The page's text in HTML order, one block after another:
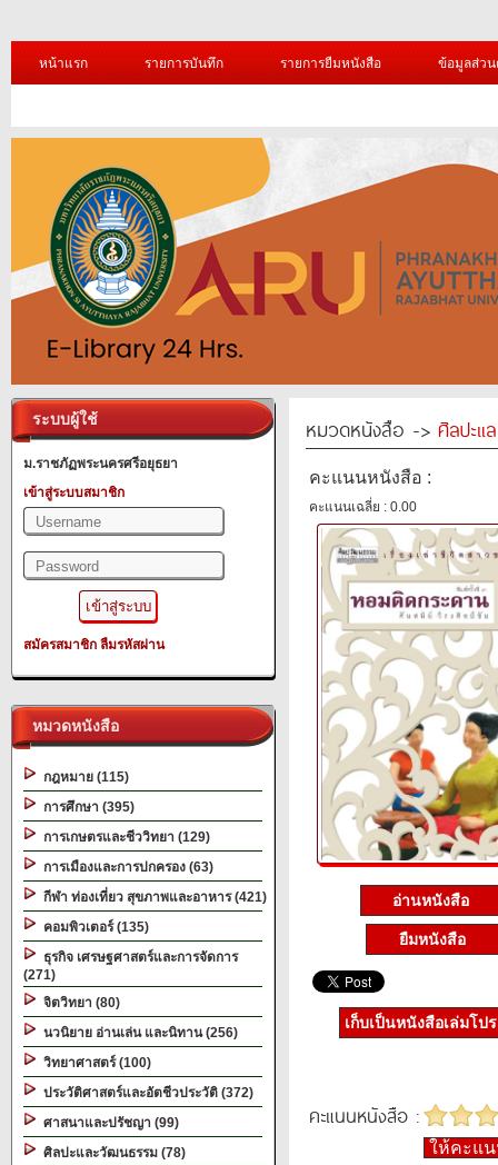
หน้าแรก รายการบันทึก รายการยืมหนังสือ ข้อมูลส่ว
ระบบผู้ใช้
ม.ราชภัฏพระนครศรีอยุธยา
เข้าสู่ระบบสมาชิก
สมัครสมาชิก ลืมรหัสผ่าน
หมวดหนังสือ
กฎหมาย (115)
การศึกษา (395)
การเกษตรและชีววิทยา (129)
การเมืองและการปกครอง (63)
กีฬา ท่องเที่ยว สุขภาพและอาหาร (421)
คอมพิวเตอร์ (135)
ธุรกิจ เศรษฐศาสตร์และการจัดการ
(271)
จิตวิทยา (80)
นวนิยาย อ่านเล่น และนิทาน (256)
วิทยาศาสตร์ (100)
ประวัติศาสตร์และอัตชีวประวัติ (372)
ศาสนาและปรัชญา (99)
ศิลปะและวัฒนธรรม (78)
หมวดหนังสือ -> ศิลปะแ
คะแนนหนังสือ :
คะแนนเฉลี่ย : 0.00
อ่านหนังสือ
ยืมหนังสือ
เก็บเป็นหนังสือเล่มโป
คะแนนหนังสือ :
ให้คะแ